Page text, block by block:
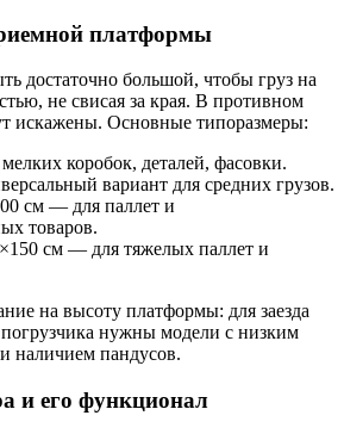
платформы
достаточно большой, чтобы груз на
не свисая за края. В противном
искажены. Основные типоразмеры:
коробок, деталей, фасовки.
вариант для средних грузов.
см — для паллет и
товаров.
см — для тяжелых паллет и
на высоту платформы: для заезда
нужны модели с низким
наличием пандусов.
и его функционал